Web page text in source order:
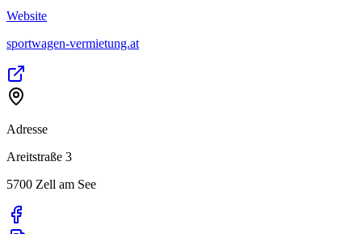
Website
sportwagen-vermietung.at
Adresse
Areitstraße 3
5700 Zell am See